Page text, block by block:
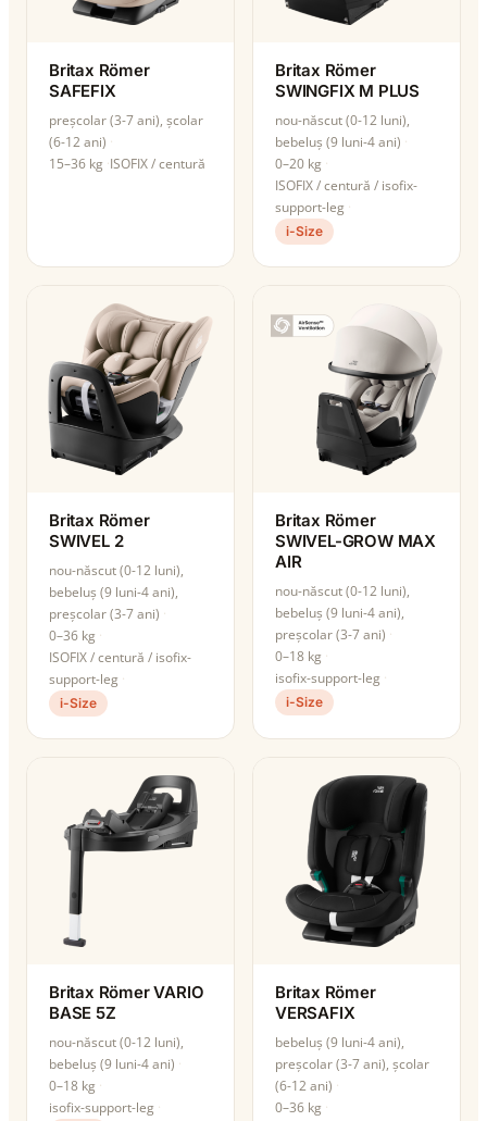
Britax Römer
SAFEFIX
preșcolar (3-7 ani), școlar
(6-12 ani)
15–36 kg ISOFIX / centură
Britax Römer
SWINGFIX M PLUS
nou-născut (0-12 luni),
bebeluș (9 luni-4 ani)
0–20 kg
ISOFIX / centură / isofix-
support-leg
i-Size
Britax Römer
SWIVEL 2
nou-născut (0-12 luni),
bebeluș (9 luni-4 ani),
preșcolar (3-7 ani)
0–36 kg
ISOFIX / centură / isofix-
support-leg
i-Size
Britax Römer
SWIVEL-GROW MAX
AIR
nou-născut (0-12 luni),
bebeluș (9 luni-4 ani),
preșcolar (3-7 ani)
0–18 kg
isofix-support-leg
i-Size
Britax Römer VARIO
BASE 5Z
nou-născut (0-12 luni),
bebeluș (9 luni-4 ani)
0–18 kg
isofix-support-leg
Britax Römer
VERSAFIX
bebeluș (9 luni-4 ani),
preșcolar (3-7 ani), școlar
(6-12 ani)
0–36 kg